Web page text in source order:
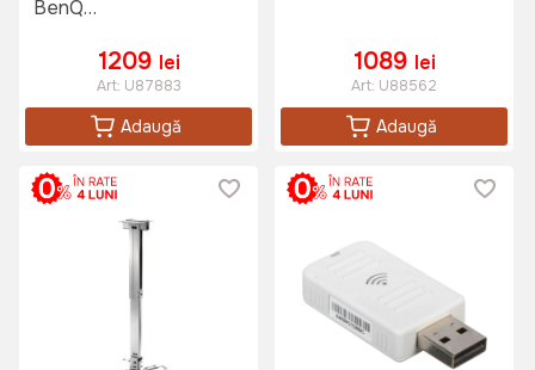
BenQ
1209 lei
Art: U87883
Adaugă
1089 lei
Art: U88562
Adaugă